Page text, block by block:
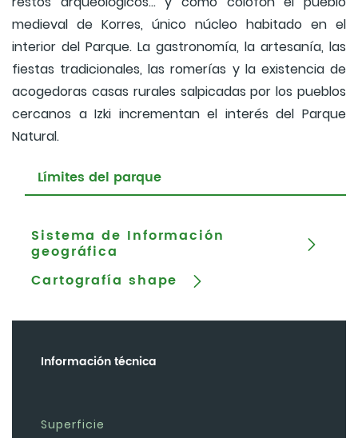
medieval de Korres, único núcleo habitado en el
interior del Parque. La gastronomía, la artesanía, las
fiestas tradicionales, las romerías y la existencia de
acogedoras casas rurales salpicadas por los pueblos
cercanos a Izki incrementan el interés del Parque
Natural.
Límites del parque
Sistema de Información
geográfica
Cartografía shape
Información técnica
Superficie